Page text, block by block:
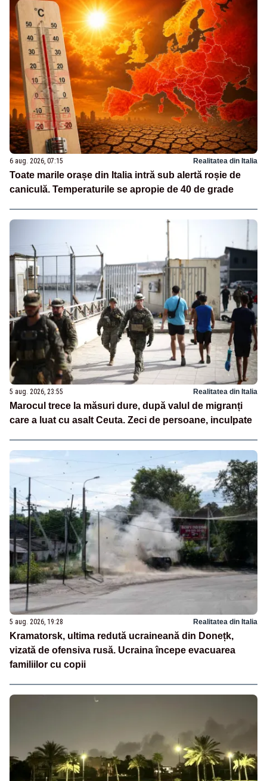
6 aug. 2026, 07:15 Realitatea din Italia
Toate marile orașe din Italia intră sub alertă roșie de
caniculă. Temperaturile se apropie de 40 de grade
5 aug. 2026, 23:55 Realitatea din Italia
Marocul trece la măsuri dure, după valul de migranți
care a luat cu asalt Ceuta. Zeci de persoane, inculpate
5 aug. 2026, 19:28 Realitatea din Italia
Kramatorsk, ultima redută ucraineană din Donețk,
vizată de ofensiva rusă. Ucraina începe evacuarea
familiilor cu copii